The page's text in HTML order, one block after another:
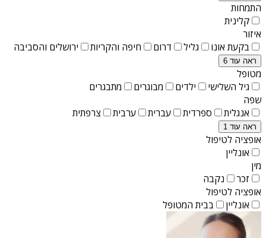
התמחות
קלינית
איזור
בקעת אונו
גליל דרום חיפה והקריות ירושלים והסביבה
ראה עוד 6
מטופל
גיל השלישי
ילדים מבוגרים
מתבגרים
שפה
אנגלית
ספרדית עברית ערבית צרפתית
ראה עוד 1
אופציה לטיפול
אונליין
מין
זכר
נקבה
אופציה לטיפול
אונליין
בבית המטופל